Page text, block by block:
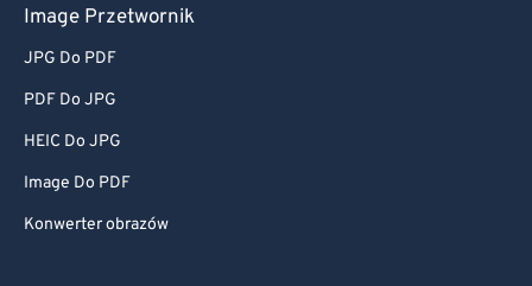
Image Przetwornik
JPG Do PDF
PDF Do JPG
HEIC Do JPG
Image Do PDF
Konwerter obrazów